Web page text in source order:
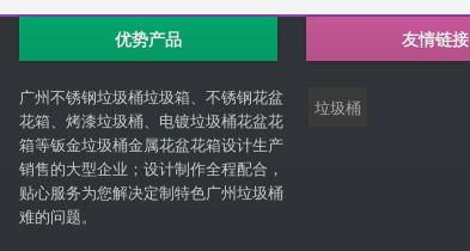
优势产品
广州不锈钢垃圾桶垃圾箱、不锈钢花盆
花箱、烤漆垃圾桶、电镀垃圾桶花盆花
箱等钣金垃圾桶金属花盆花箱设计生产
销售的大型企业；设计制作全程配合，
贴心服务为您解决定制特色广州垃圾桶
难的问题。
友情链接
垃圾桶